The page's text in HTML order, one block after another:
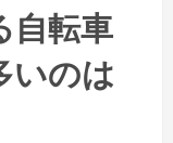
自転車
のは